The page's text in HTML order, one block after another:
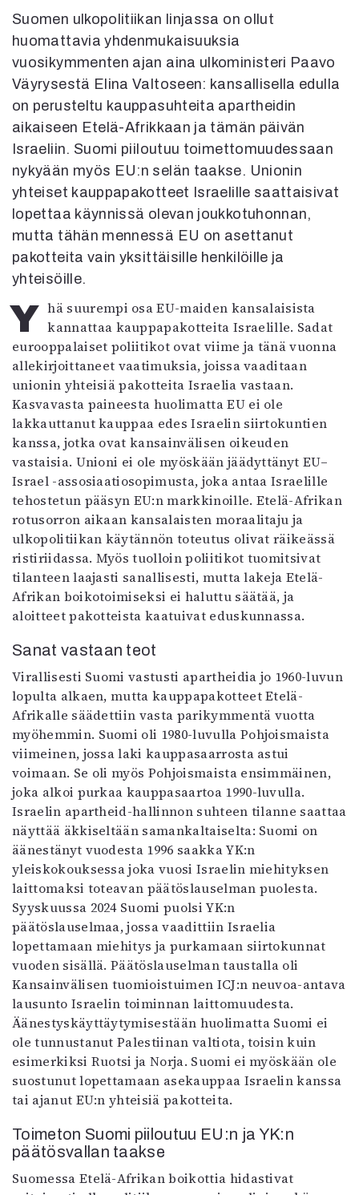
Suomen ulkopolitiikan linjassa on ollut
huomattavia yhdenmukaisuuksia
vuosikymmenten ajan aina ulkoministeri Paavo
Väyrysestä Elina Valtoseen: kansallisella edulla
on perusteltu kauppasuhteita apartheidin
aikaiseen Etelä-Afrikkaan ja tämän päivän
Israeliin. Suomi piiloutuu toimettomuudessaan
nykyään myös EU:n selän taakse. Unionin
yhteiset kauppapakotteet Israelille saattaisivat
lopettaa käynnissä olevan joukkotuhonnan,
mutta tähän mennessä EU on asettanut
pakotteita vain yksittäisille henkilöille ja
yhteisöille.
Yhä suurempi osa EU-maiden kansalaisista kannattaa kauppapakotteita Israelille. Sadat
eurooppalaiset poliitikot ovat viime ja tänä vuonna
allekirjoittaneet vaatimuksia, joissa vaaditaan
unionin yhteisiä pakotteita Israelia vastaan.
Kasvavasta paineesta huolimatta EU ei ole
lakkauttanut kauppaa edes Israelin siirtokuntien
kanssa, jotka ovat kansainvälisen oikeuden
vastaisia. Unioni ei ole myöskään jäädyttänyt EU–
Israel -assosiaatiosopimusta, joka antaa Israelille
tehostetun pääsyn EU:n markkinoille. Etelä-Afrikan
rotusorron aikaan kansalaisten moraalitaju ja
ulkopolitiikan käytännön toteutus olivat räikeässä
ristiriidassa. Myös tuolloin poliitikot tuomitsivat
tilanteen laajasti sanallisesti, mutta lakeja Etelä-
Afrikan boikotoimiseksi ei haluttu säätää, ja
aloitteet pakotteista kaatuivat eduskunnassa.
Sanat vastaan teot
Virallisesti Suomi vastusti apartheidia jo 1960-luvun
lopulta alkaen, mutta kauppapakotteet Etelä-
Afrikalle säädettiin vasta parikymmentä vuotta
myöhemmin. Suomi oli 1980-luvulla Pohjoismaista
viimeinen, jossa laki kauppasaarrosta astui
voimaan. Se oli myös Pohjoismaista ensimmäinen,
joka alkoi purkaa kauppasaartoa 1990-luvulla.
Israelin apartheid-hallinnon suhteen tilanne saattaa
näyttää äkkiseltään samankaltaiselta: Suomi on
äänestänyt vuodesta 1996 saakka YK:n
yleiskokouksessa joka vuosi Israelin miehityksen
laittomaksi toteavan päätöslauselman puolesta.
Syyskuussa 2024 Suomi puolsi YK:n
päätöslauselmaa, jossa vaadittiin Israelia
lopettamaan miehitys ja purkamaan siirtokunnat
vuoden sisällä. Päätöslauselman taustalla oli
Kansainvälisen tuomioistuimen ICJ:n neuvoa-antava
lausunto Israelin toiminnan laittomuudesta.
Äänestyskäyttäytymisestään huolimatta Suomi ei
ole tunnustanut Palestiinan valtiota, toisin kuin
esimerkiksi Ruotsi ja Norja. Suomi ei myöskään ole
suostunut lopettamaan asekauppaa Israelin kanssa
tai ajanut EU:n yhteisiä pakotteita.
Toimeton Suomi piiloutuu EU:n ja YK:n
päätösvallan taakse
Suomessa Etelä-Afrikan boikottia hidastivat